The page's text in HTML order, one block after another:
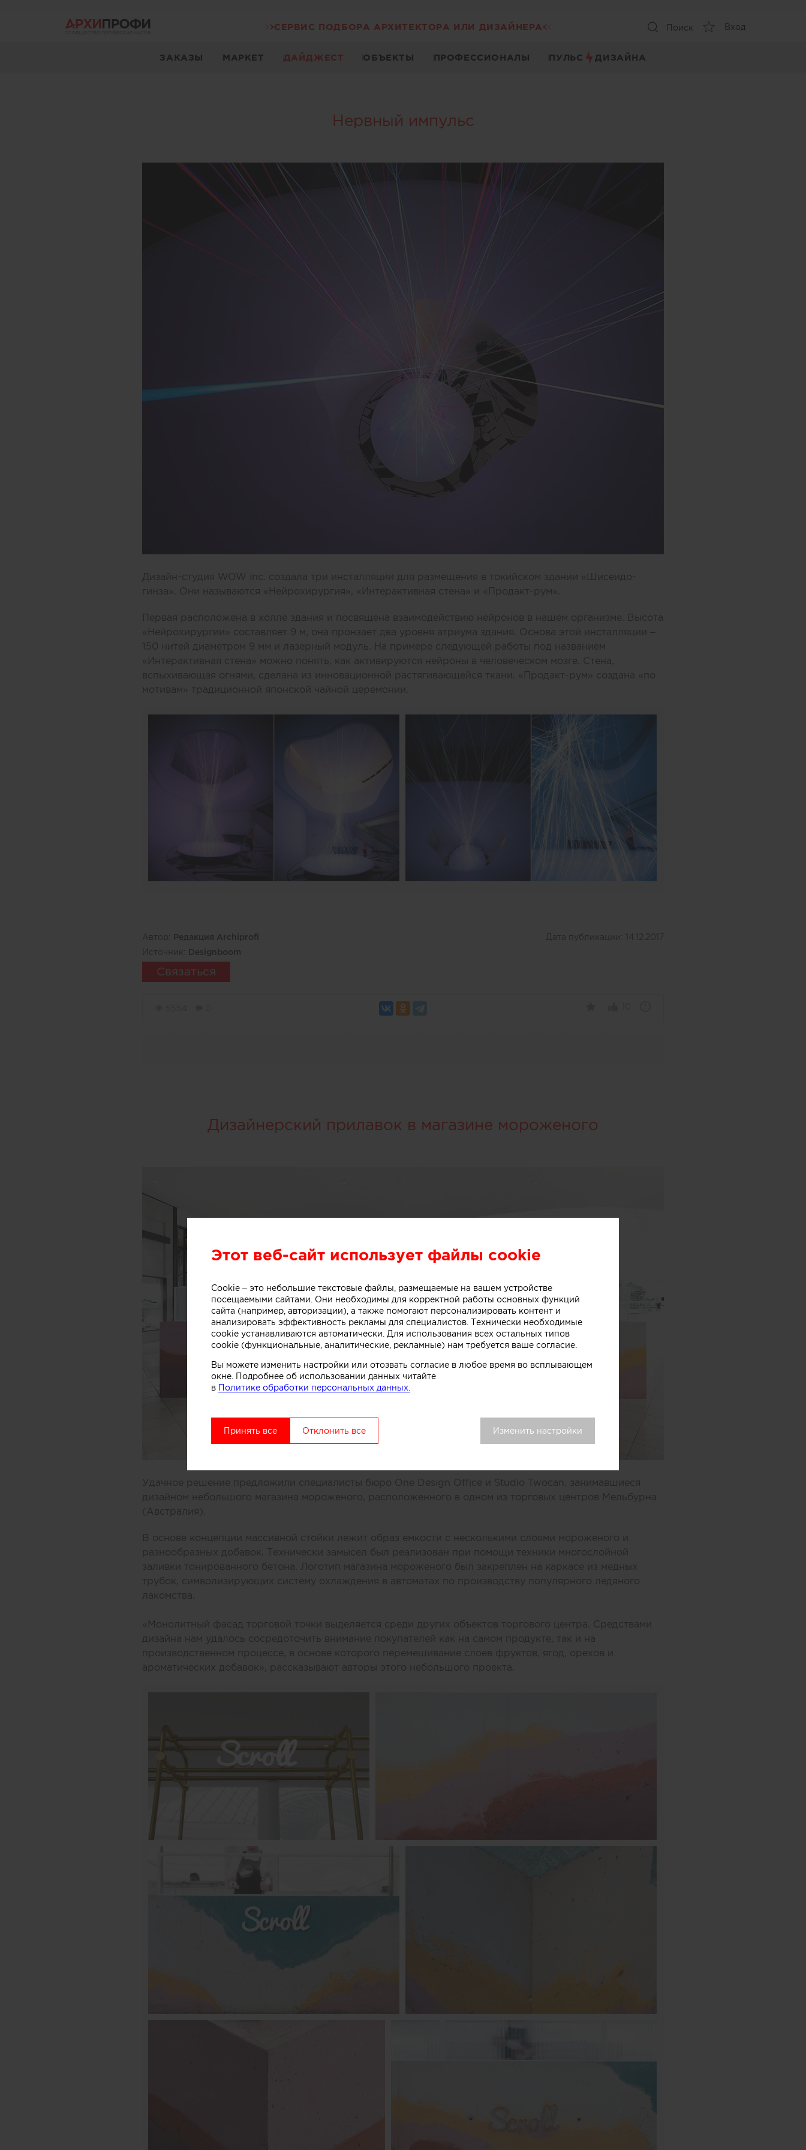
СЕРВИС ПОДБОРА АРХИТЕКТОРА ИЛИ ДИЗАЙНЕРА Поиск Вход
ЗАКАЗЫ МАРКЕТ ДАЙДЖЕСТ ОБЪЕКТЫ ПРОФЕССИОНАЛЫ ПУЛЬС ДИЗАЙНА
Нервный импульс
Дизайн-студия WOW inc. создала три инсталляции для размещения в токийском здании «Шисеидо-
гинза». Они называются «Нейрохирургия», «Интерактивная стена» и «Продакт-рум».
Первая расположена в холле здания и посвящена взаимодействию нейронов в нашем организме. Высота
«Нейрохирургии» составляет 9 м, она пронзает два уровня атриума здания. Основа этой инсталляции –
150 нитей диаметром 9 мм и лазерный модуль. На примере следующей работы под названием
«Интерактивная стена» можно понять, как активируются нейроны в человеческом мозге. Стена,
вспыхивающая огнями, сделана из инновационной растягивающейся ткани. «Продакт-рум» создана «по
мотивам» традиционной японской чайной церемонии.
Автор: Редакция Archiprofi Дата публикации:
14.12.2017
Источник:
Designboom
Связаться
Дизайнерский прилавок в магазине мороженого
Удачное решение предложили специалисты бюро One Design Office и Studio Twocan, занимавшиеся
дизайном небольшого магазина мороженого, расположенного в одном из торговых центров Мельбурна
(Австралия).
В основе концепции массивной стойки лежит образ емкости с несколькими слоями мороженого и
разнообразных добавок. Технически замысел был реализован при помощи техники многослойной
заливки тонированного бетона. Логотип магазина мороженого был закреплен на каркасе из медных
трубок, символизирующих систему охлаждения в автоматах по производству популярного ледяного
лакомства.
«Монолитный фасад торговой точки выделяется среди других объектов торгового центра. Средствами
дизайна нам удалось сосредоточить внимание покупателей как на самом продукте, так и на
производственном процессе, в основе которого перемешивание слоев фруктов, ягод, орехов и
ароматических добавок», рассказывают авторы этого небольшого проекта.
Этот веб-сайт использует файлы cookie
Cookie – это небольшие текстовые файлы, размещаемые на вашем устройстве
посещаемыми сайтами. Они необходимы для корректной работы основных функций
сайта (например, авторизации), а также помогают персонализировать контент и
анализировать эффективность рекламы для специалистов. Технически необходимые
cookie устанавливаются автоматически. Для использования всех остальных типов
cookie (функциональные, аналитические, рекламные) нам требуется ваше согласие.
Вы можете изменить настройки или отозвать согласие в любое время во всплывающем
окне. Подробнее об использовании данных читайте
в Политике обработки персональных данных.
Принять все Отклонить все Изменить настройки